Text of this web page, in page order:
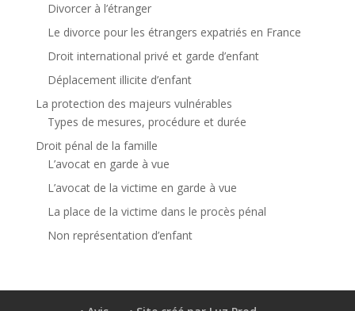
Divorcer à l’étranger
Le divorce pour les étrangers expatriés en France
Droit international privé et garde d’enfant
Déplacement illicite d’enfant
La protection des majeurs vulnérables
Types de mesures, procédure et durée
Droit pénal de la famille
L’avocat en garde à vue
L’avocat de la victime en garde à vue
La place de la victime dans le procès pénal
Non représentation d’enfant